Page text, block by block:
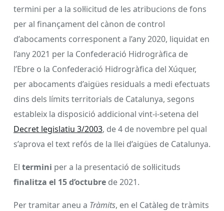
termini per a la sol·licitud de les atribucions de fons
per al finançament del cànon de control
d’abocaments corresponent a l’any 2020, liquidat en
l’any 2021 per la Confederació Hidrogràfica de
l’Ebre o la Confederació Hidrogràfica del Xúquer,
per abocaments d’aigües residuals a medi efectuats
dins dels límits territorials de Catalunya, segons
estableix la disposició addicional vint-i-setena del
Decret legislatiu 3/2003, de 4 de novembre pel qual
s’aprova el text refós de la llei d’aigües de Catalunya.
El termini per a la presentació de sol·licituds
finalitza el 15 d’octubre de 2021.
Per tramitar aneu a Tràmits, en el Catàleg de tràmits